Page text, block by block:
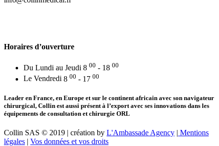
Horaires d’ouverture
Du Lundi au Jeudi 8 00 - 18 00
Le Vendredi 8 00 - 17 00
Leader en France, en Europe et sur le continent africain avec son navigateur
chirurgical, Collin est aussi présent à l’export avec ses innovations dans les
équipements de consultation et chirurgie ORL
Collin SAS © 2019 | création by L'Ambassade Agency | Mentions
légales | Vos données et vos droits